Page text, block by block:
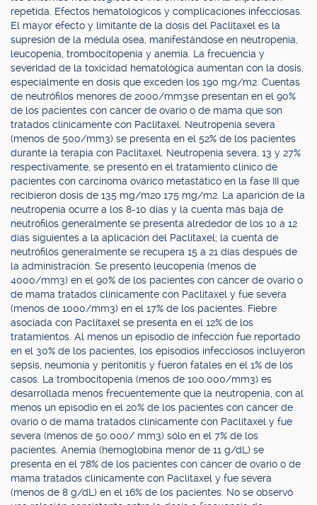
repetida. Efectos hematológicos y complicaciones infecciosas.
El mayor efecto y limitante de la dosis del Paclitaxel es la
supresión de la médula ósea, manifestándose en neutropenia,
leucopenia, trombocitopenia y anemia. La frecuencia y
severidad de la toxicidad hematológica aumentan con la dosis,
especialmente en dosis que exceden los 190 mg/m2. Cuentas
de neutrófilos menores de 2000/mm3se presentan en el 90%
de los pacientes con cáncer de ovario o de mama que son
tratados clínicamente con Paclitaxel. Neutropenia severa
(menos de 500/mm3) se presenta en el 52% de los pacientes
durante la terapia con Paclitaxel. Neutropenia severa, 13 y 27%
respectivamente, se presentó en el tratamiento clínico de
pacientes con carcinoma ovárico metastático en la fase III que
recibieron dosis de 135 mg/m2o 175 mg/m2. La aparición de la
neutropenia ocurre a los 8-10 días y la cuenta más baja de
neutrófilos generalmente se presenta alrededor de los 10 a 12
días siguientes a la aplicación del Paclitaxel; la cuenta de
neutrófilos generalmente se recupera 15 a 21 días después de
la administración. Se presentó leucopenia (menos de
4000/mm3) en el 90% de los pacientes con cáncer de ovario o
de mama tratados clínicamente con Paclitaxel y fue severa
(menos de 1000/mm3) en el 17% de los pacientes. Fiebre
asociada con Paclitaxel se presenta en el 12% de los
tratamientos. Al menos un episodio de infección fue reportado
en el 30% de los pacientes, los episodios infecciosos incluyeron
sepsis, neumonía y peritonitis y fueron fatales en el 1% de los
casos. La trombocitopenia (menos de 100.000/mm3) es
desarrollada menos frecuentemente que la neutropenia, con al
menos un episodio en el 20% de los pacientes con cáncer de
ovario o de mama tratados clínicamente con Paclitaxel y fue
severa (menos de 50.000/ mm3) sólo en el 7% de los
pacientes. Anemia (hemoglobina menor de 11 g/dL) se
presenta en el 78% de los pacientes con cáncer de ovario o de
mama tratados clínicamente con Paclitaxel y fue severa
(menos de 8 g/dL) en el 16% de los pacientes. No se observó